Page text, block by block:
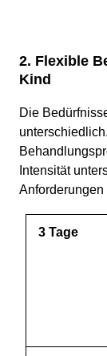
2. Flexible
Kind
Die
Intensität
3 Tage